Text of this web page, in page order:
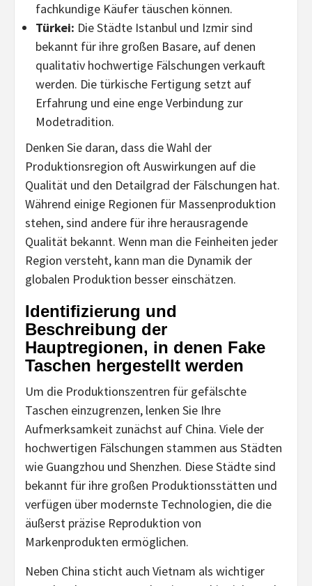
fachkundige Käufer täuschen können.
Türkei: Die Städte Istanbul und Izmir sind
bekannt für ihre großen Basare, auf denen
qualitativ hochwertige Fälschungen verkauft
werden. Die türkische Fertigung setzt auf
Erfahrung und eine enge Verbindung zur
Modetradition.
Denken Sie daran, dass die Wahl der
Produktionsregion oft Auswirkungen auf die
Qualität und den Detailgrad der Fälschungen hat.
Während einige Regionen für Massenproduktion
stehen, sind andere für ihre herausragende
Qualität bekannt. Wenn man die Feinheiten jeder
Region versteht, kann man die Dynamik der
globalen Produktion besser einschätzen.
Identifizierung und
Beschreibung der
Hauptregionen, in denen Fake
Taschen hergestellt werden
Um die Produktionszentren für gefälschte
Taschen einzugrenzen, lenken Sie Ihre
Aufmerksamkeit zunächst auf China. Viele der
hochwertigen Fälschungen stammen aus Städten
wie Guangzhou und Shenzhen. Diese Städte sind
bekannt für ihre großen Produktionsstätten und
verfügen über modernste Technologien, die die
äußerst präzise Reproduktion von
Markenprodukten ermöglichen.
Neben China sticht auch Vietnam als wichtiger